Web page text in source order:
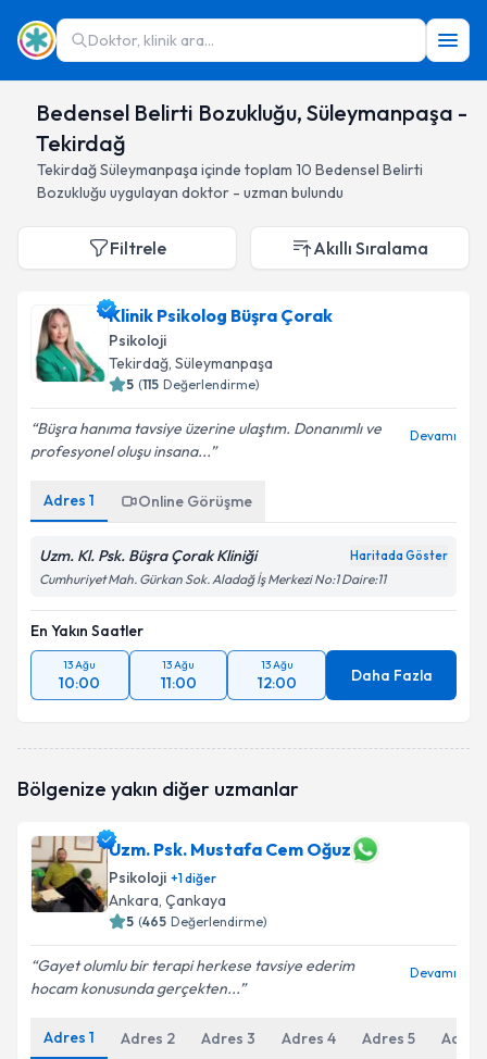
Doktor, klinik ara...
Bedensel Belirti Bozukluğu, Süleymanpaşa -
Tekirdağ
TekirdağSüleymanpaşa içinde toplam 10 Bedensel Belirti
Bozukluğu uygulayan doktor - uzman bulundu
Filtrele Akıllı Sıralama
Klinik Psikolog Büşra Çorak
Psikoloji
Tekirdağ, Süleymanpaşa
5 (115 Değerlendirme)
Büşra hanıma tavsiye üzerine ulaştım. Donanımlı ve
profesyonel oluşu insana...
Devamı
Adres 1 Online Görüşme
Uzm. Kl. Psk. Büşra Çorak Kliniği Haritada Göster
Cumhuriyet Mah. Gürkan Sok. Aladağ İş Merkezi No:1 Daire:11
En Yakın Saatler
13 Ağu
10:00
13 Ağu
11:00
13 Ağu
12:00 Daha Fazla
Bölgenize yakın diğer uzmanlar
Uzm. Psk. Mustafa Cem Oğuz
Psikoloji +1diğer
Ankara, Çankaya
5 (465 Değerlendirme)
Gayet olumlu bir terapi herkese tavsiye ederim
hocam konusunda gerçekten...
Devamı
Adres 1 Adres 2 Adres 3 Adres 4 Adres 5 Adres